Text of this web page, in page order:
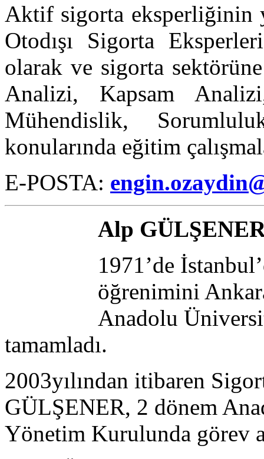
Aktif sigorta eksperliğinin
Otodışı Sigorta
olarak ve sigorta
Analizi, Kapsam
Mühendislik,
konularında eğitim
E-POSTA:
Alp
1971’de
öğrenimini
Anadolu
tamamladı.
2003yılından itibaren
GÜLŞENER, 2 dönem
Yönetim Kurulunda görev